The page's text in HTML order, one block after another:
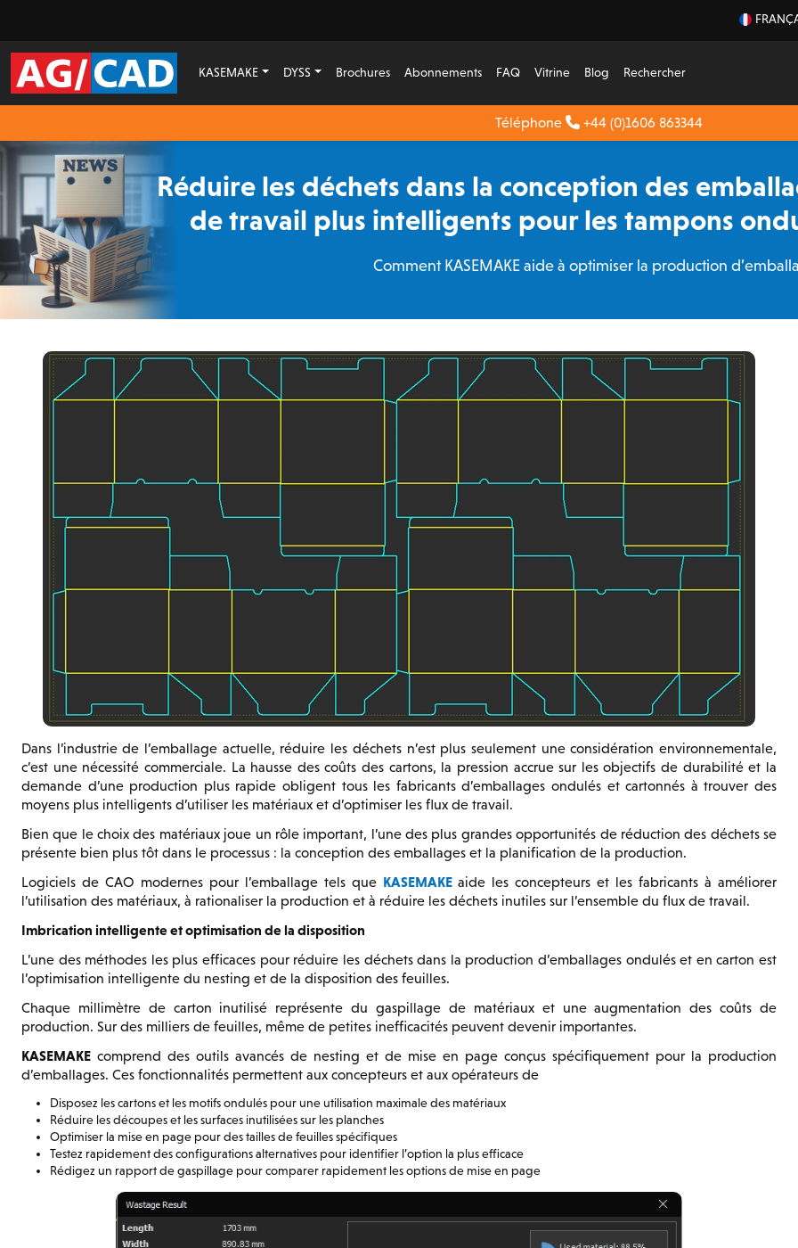
KASEMAKE DYSS Brochures Abonnements FAQ Vitrine Blog Rechercher
Téléphone +44 (0)1606 863344
Réduire les déchets dans la conception des
de travail plus intelligents pour les tampons
Comment KASEMAKE aide à optimiser la production
Dans l’industrie de l’emballage actuelle, réduire les déchets n’est plus seulement une considération environnementale,
c’est une nécessité commerciale. La hausse des coûts des cartons, la pression accrue sur les objectifs de durabilité et la
demande d’une production plus rapide obligent tous les fabricants d’emballages ondulés et cartonnés à trouver des
moyens plus intelligents d’utiliser les matériaux et d’optimiser les flux de travail.
Bien que le choix des matériaux joue un rôle important, l’une des plus grandes opportunités de réduction des déchets se
présente bien plus tôt dans le processus : la conception des emballages et la planification de la production.
Logiciels de CAO modernes pour l’emballage tels que KASEMAKEaide les concepteurs et les fabricants à améliorer
l’utilisation des matériaux, à rationaliser la production et à réduire les déchets inutiles sur l’ensemble du flux de travail.
Imbrication intelligente et optimisation de la disposition
L’une des méthodes les plus efficaces pour réduire les déchets dans la production d’emballages ondulés et en carton est
l’optimisation intelligente du nesting et de la disposition des feuilles.
Chaque millimètre de carton inutilisé représente du gaspillage de matériaux et une augmentation des coûts de
production. Sur des milliers de feuilles, même de petites inefficacités peuvent devenir importantes.
KASEMAKE comprend des outils avancés de nesting et de mise en page conçus spécifiquement pour la production
d’emballages. Ces fonctionnalités permettent aux concepteurs et aux opérateurs de
Disposez les cartons et les motifs ondulés pour une utilisation maximale des matériaux
Réduire les découpes et les surfaces inutilisées sur les planches
Optimiser la mise en page pour des tailles de feuilles spécifiques
Testez rapidement des configurations alternatives pour identifier l’option la plus efficace
Rédigez un rapport de gaspillage pour comparer rapidement les options de mise en page